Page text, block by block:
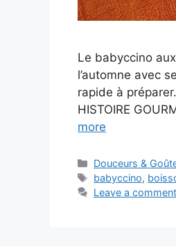
Le babyccino
l’automne avec
rapide à
HISTOIRE
more
Categories
Douceurs &
Tags
babyccino,
Leave a comment